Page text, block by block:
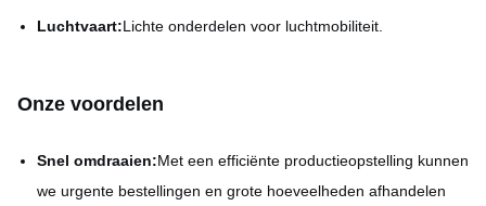
Luchtvaart:Lichte onderdelen voor luchtmobiliteit.
Onze voordelen
Snel omdraaien:Met een efficiënte productieopstelling kunnen
we urgente bestellingen en grote hoeveelheden afhandelen